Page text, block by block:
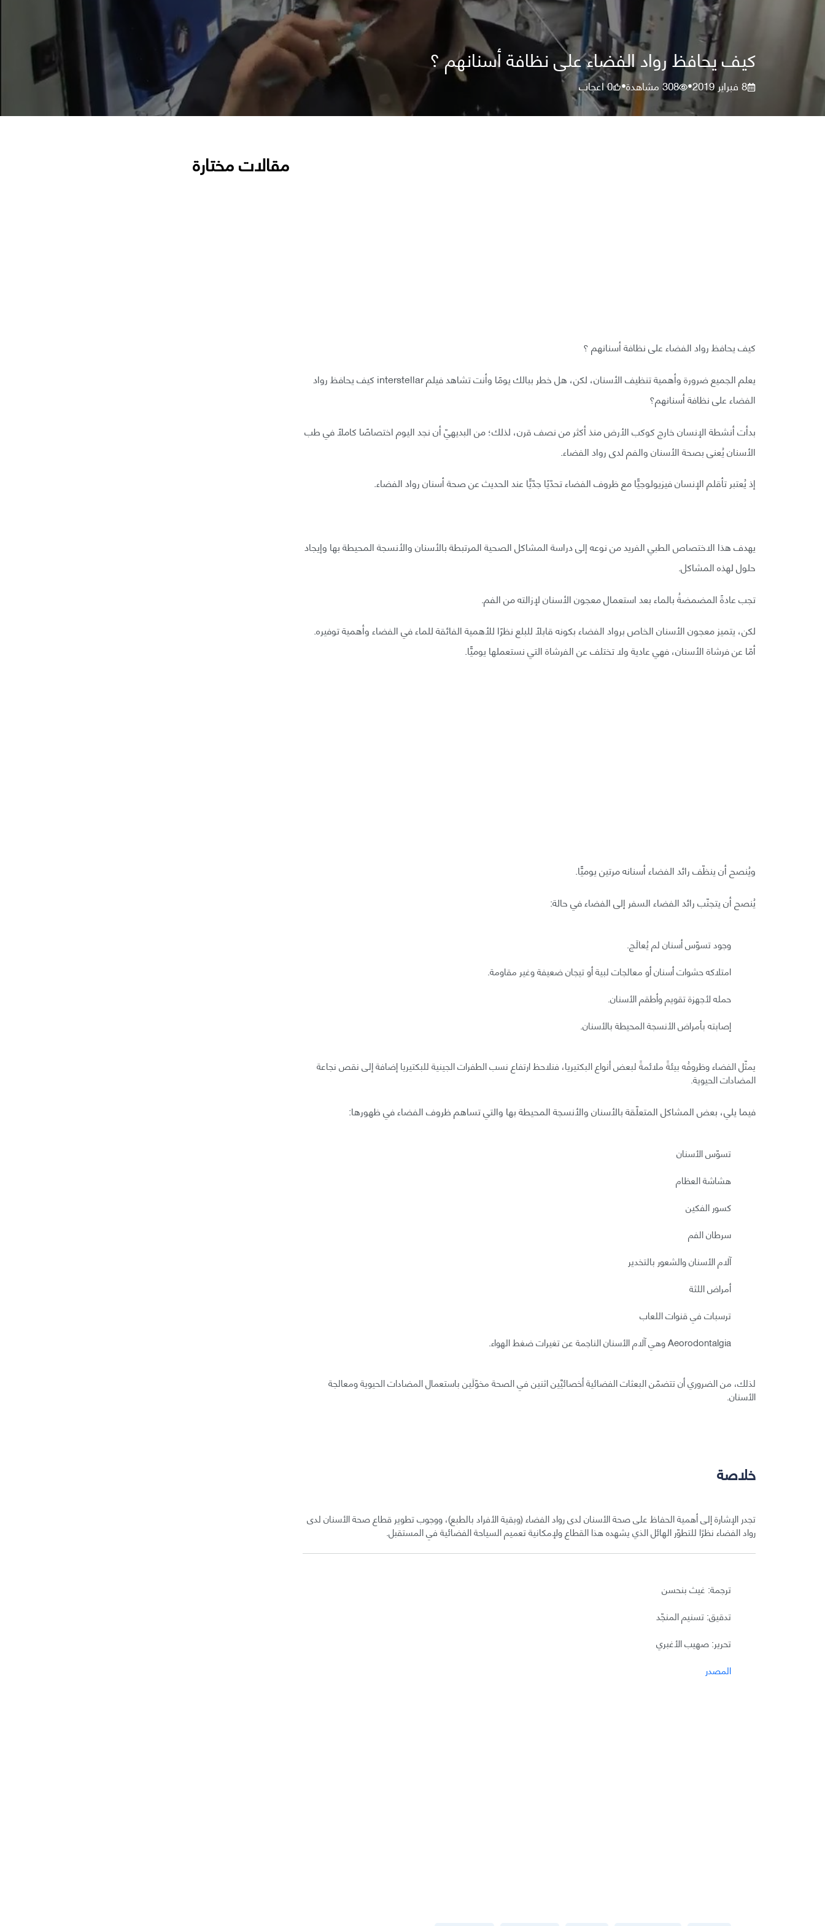
كيف يحافظ رواد الفضاء على نظافة أسنانهم ؟
8 فبراير 2019 •
308مشاهدة•
0اعجاب
كيف يحافظ رواد الفضاء على نظافة أسنانهم ؟
يعلم الجميع ضرورة وأهمية تنظيف الأسنان، لكن، هل خطر ببالك يومًا وأنت تشاهد فيلم interstellar كيف يحافظ رواد
الفضاء على نظافة أسنانهم؟
بدأت أنشطة الإنسان خارج كوكب الأرض منذ أكثر من نصف قرن، لذلك؛ من البديهيّ أن نجد اليوم اختصاصًا كاملًا في طب
الأسنان يُعنى بصحة الأسنان والفم لدى رواد الفضاء.
إذ يُعتبر تأقلم الإنسان فيزيولوجيًّا مع ظروف الفضاء تحدّيًا جدّيًّا عند الحديث عن صحة أسنان رواد الفضاء.
يهدف هذا الاختصاص الطبي الفريد من نوعه إلى دراسة المشاكل الصحية المرتبطة بالأسنان والأنسجة المحيطة بها وإيجاد
حلول لهذه المشاكل.
تجب عادةً المضمضةُ بالماء بعد استعمال معجون الأسنان لإزالته من الفم.
لكن، يتميز معجون الأسنان الخاص برواد الفضاء بكونه قابلًا للبلع نظرًا للأهمية الفائقة للماء في الفضاء وأهمية توفيره.
أمّا عن فرشاة الأسنان، فهي عادية ولا تختلف عن الفرشاة التي نستعملها يوميًّا.
ويُنصح أن ينظّف رائد الفضاء أسنانه مرتين يوميًّا.
يُنصح أن يتجنّب رائد الفضاء السفر إلى الفضاء في حالة:
وجود تسوّس أسنان لم يُعالَج.
امتلاكه حشوات أسنان أو معالجات لبية أو تيجان ضعيفة وغير مقاومة.
حمله لأجهزة تقويم وأطقم الأسنان.
إصابته بأمراض الأنسجة المحيطة بالأسنان.
يمثّل الفضاء وظروفُه بيئةً ملائمةً لبعض أنواع البكتيريا، فنلاحظ ارتفاع نسب الطفرات الجينية للبكتيريا إضافة إلى نقص نجاعة
المضادات الحيوية.
فيما يلي، بعض المشاكل المتعلّقة بالأسنان والأنسجة المحيطة بها والتي تساهم ظروف الفضاء في ظهورها:
تسوّس الأسنان
هشاشة العظام
كسور الفكين
سرطان الفم
آلام الأسنان والشعور بالتخدير
أمراض اللثة
ترسبات في قنوات اللعاب
Aeorodontalgia وهي آلام الأسنان الناجمة عن تغيرات ضغط الهواء.
لذلك، من الضروري أن تتضمّن البعثات الفضائية أخصائيَّين اثنين في الصحة مخوّلَين باستعمال المضادات الحيوية ومعالجة
الأسنان.
خلاصة
تجدر الإشارة إلى أهمية الحفاظ على صحة الأسنان لدى رواد الفضاء (وبقية الأفراد بالطبع)، ووجوب تطوير قطاع صحة الأسنان لدى
رواد الفضاء نظرًا للتطوّر الهائل الذي يشهده هذا القطاع ولإمكانية تعميم السياحة الفضائية في المستقبل.
ترجمة: غيث بنحسن
تدقيق: تسنيم المنجّد
تحرير: صهيب الأغبري
المصدر
مقالات مختارة